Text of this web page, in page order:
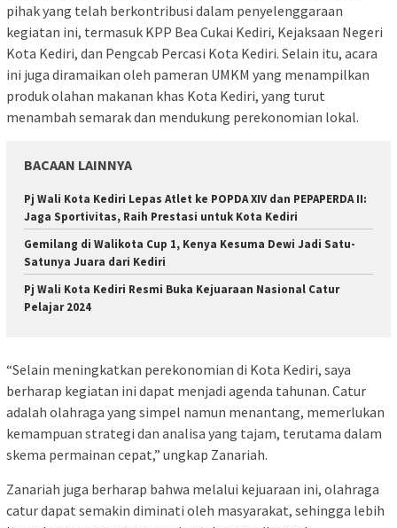
pihak yang telah berkontribusi dalam penyelenggaraan
kegiatan ini, termasuk KPP Bea Cukai Kediri, Kejaksaan Negeri
Kota Kediri, dan Pengcab Percasi Kota Kediri. Selain itu, acara
ini juga diramaikan oleh pameran UMKM yang menampilkan
produk olahan makanan khas Kota Kediri, yang turut
menambah semarak dan mendukung perekonomian lokal.
BACAAN LAINNYA
Pj Wali Kota Kediri Lepas Atlet ke POPDA XIV dan PEPAPERDA II:
Jaga Sportivitas, Raih Prestasi untuk Kota Kediri
Gemilang di Walikota Cup 1, Kenya Kesuma Dewi Jadi Satu-
Satunya Juara dari Kediri
Pj Wali Kota Kediri Resmi Buka Kejuaraan Nasional Catur
Pelajar 2024
“Selain meningkatkan perekonomian di Kota Kediri, saya
berharap kegiatan ini dapat menjadi agenda tahunan. Catur
adalah olahraga yang simpel namun menantang, memerlukan
kemampuan strategi dan analisa yang tajam, terutama dalam
skema permainan cepat,” ungkap Zanariah.
Zanariah juga berharap bahwa melalui kejuaraan ini, olahraga
catur dapat semakin diminati oleh masyarakat, sehingga lebih